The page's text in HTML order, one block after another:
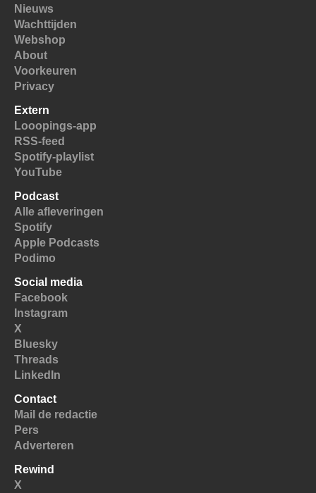
Nieuws
Wachttijden
Webshop
About
Voorkeuren
Privacy
Extern
Looopings-app
RSS-feed
Spotify-playlist
YouTube
Podcast
Alle afleveringen
Spotify
Apple Podcasts
Podimo
Social media
Facebook
Instagram
X
Bluesky
Threads
LinkedIn
Contact
Mail de redactie
Pers
Adverteren
Rewind
X